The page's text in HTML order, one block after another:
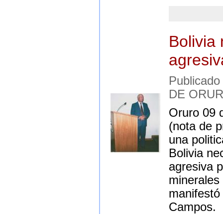
Bolivia
DE
Oruro 09
(nota de
una
Bolivia
agresiva
Campos.